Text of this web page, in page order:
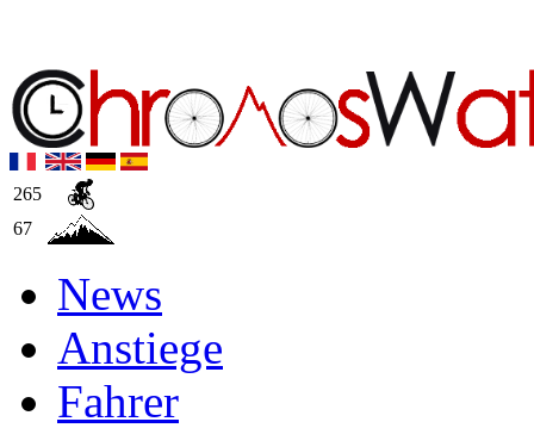
265
67
News
Anstiege
Fahrer